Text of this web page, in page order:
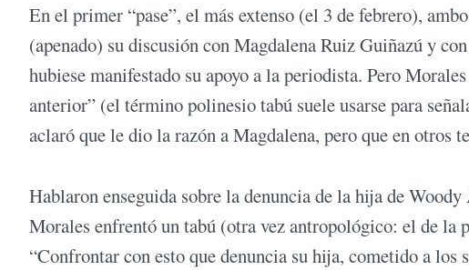
En el primer “pase”, el más extenso (el 3 de febrero),
(apenado) su discusión con Magdalena Ruiz Guiñazú y
hubiese manifestado su apoyo a la periodista. Pero
anterior” (el término polinesio tabú suele usarse para
aclaró que le dio la razón a Magdalena, pero que en otros
Hablaron enseguida sobre la denuncia de la hija de
Morales enfrentó un tabú (otra vez antropológico: el de
“Confrontar con esto que denuncia su hija, cometido a los